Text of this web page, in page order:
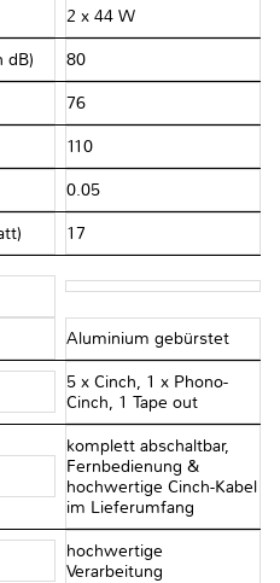
2 x 44 W
dB) 80
76
110
0.05
17
Aluminium gebürstet
5 x Cinch, 1 x Phono-
Cinch, 1 Tape out
komplett abschaltbar,
Fernbedienung &
hochwertige Cinch-Kabel
im Lieferumfang
hochwertige
Verarbeitung